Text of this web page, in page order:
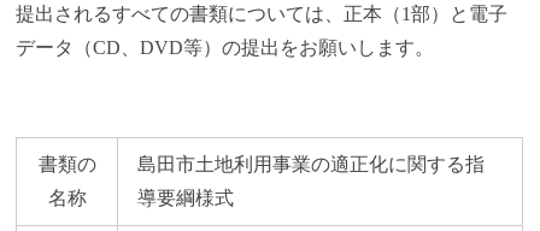
提出されるすべての書類については、正本（1部）と電子
データ（CD、DVD等）の提出をお願いします。
書類の
名称
島田市土地利用事業の適正化に関する指
導要綱様式